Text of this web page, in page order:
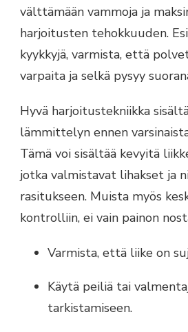
välttämään vammoja ja
harjoitusten tehokkuuden.
kyykkyjä, varmista, että
varpaita ja selkä pysyy
Hyvä harjoitustekniikka
lämmittelyn ennen
Tämä voi sisältää kevyitä
jotka valmistavat lihakset ja
rasitukseen. Muista myös
kontrolliin, ei vain painon
Varmista, että liike on
Käytä peiliä tai
tarkistamiseen.